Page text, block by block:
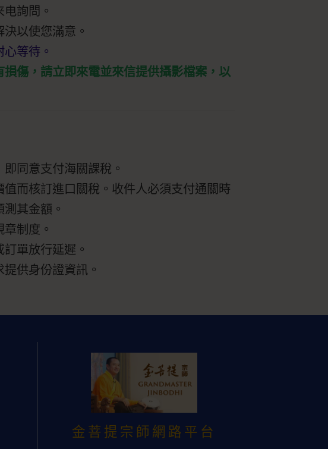
詢問。
以使您滿意。
等待。
傷，請立即來電並來信提供攝影檔案，以
同意支付海關課稅。
而核訂進口關稅。收件人必須支付通關時
其金額。
制度。
單放行延遲。
供身份證資訊。
金菩提宗師網路平台